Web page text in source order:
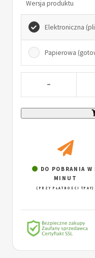
Wersja produktu
Elektroniczna
Papierowa
-
DO POBRANIA W
MINUT
(PRZY PŁATNOŚCI TPAY)